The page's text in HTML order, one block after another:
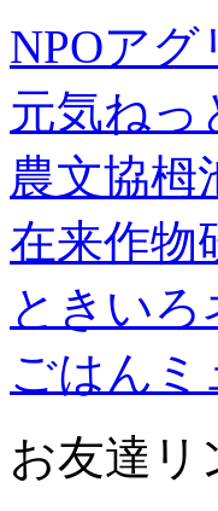
NPOアグ
元気ねっ
農文協栂
在来作物
ときいろ
ごはんミ
お友達リ